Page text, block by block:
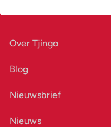
Over Tjingo
Blog
Nieuwsbrief
Nieuws